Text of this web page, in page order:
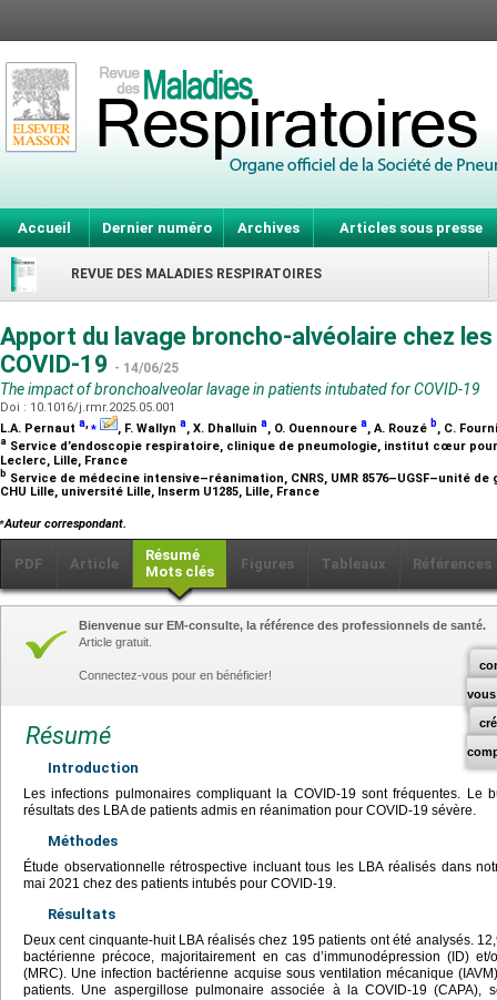
Accueil Dernier numéro Archives Articles sous presse
REVUE DES MALADIES RESPIRATOIRES
Apport du lavage broncho-alvéolaire chez
COVID-19 - 14/06/25
The impact of bronchoalveolar lavage in patients intubated for COVID-19
Doi : 10.1016/j.rmr.2025.05.001
L.A. Pernaut a,⁎ , F. Wallyn a, X. Dhalluin a, O. Ouennoure a, A. Rouzé b, C.
a Service d’endoscopie respiratoire, clinique de pneumologie, institut cœur
Leclerc, Lille, France
b Service de médecine intensive–réanimation, CNRS, UMR 8576–UGSF–unité
CHU Lille, université Lille, Inserm U1285, Lille, France
⁎Auteur correspondant.
PDF Article
Résumé
Mots clés
Figures Tableaux Références
vous
Bienvenue sur EM-consulte, la référence des professionnels de santé.
Article gratuit.
Connectez-vous pour en bénéficier!
Résumé
Introduction
Les infections pulmonaires compliquant la COVID-19 sont fréquentes. Le
résultats des LBA de patients admis en réanimation pour COVID-19 sévère.
Méthodes
Étude observationnelle rétrospective incluant tous les LBA réalisés dans
mai 2021 chez des patients intubés pour COVID-19.
Résultats
Deux cent cinquante-huit LBA réalisés chez 195 patients ont été analysés.
bactérienne précoce, majoritairement en cas d’immunodépression (ID)
(MRC). Une infection bactérienne acquise sous ventilation mécanique
patients. Une aspergillose pulmonaire associée à la COVID-19 (CAPA),